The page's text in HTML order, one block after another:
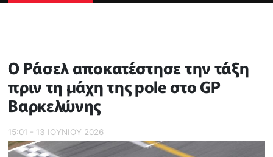
O Ράσελ αποκατέστησε την τάξη
πριν τη μάχη της pole στο GP
Βαρκελώνης
15:01 - 13 ΙΟΥΝΙΟΥ 2026